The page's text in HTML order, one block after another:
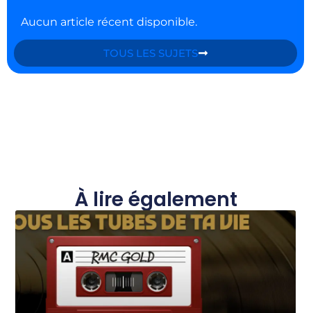
Aucun article récent disponible.
TOUS LES SUJETS
À lire également